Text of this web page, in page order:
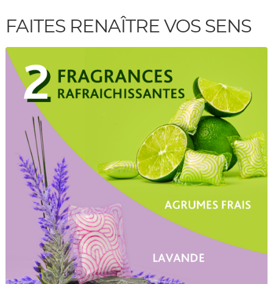
FAITES RENAÎTRE VOS SENS